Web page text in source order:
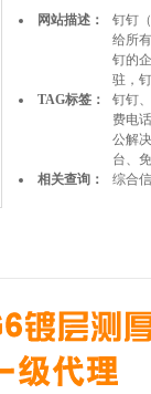
网站描述：
钉钉
给所
钉的
驻，
TAG标签：
钉钉
费电
公解
台、
相关查询：
综合